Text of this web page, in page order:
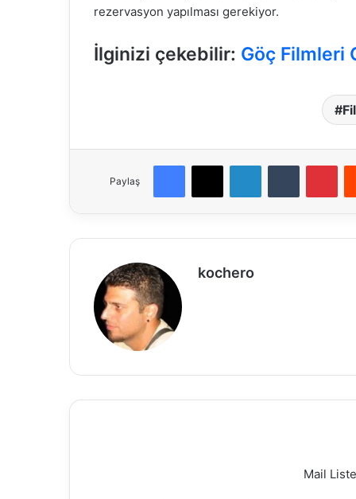
rezervasyon yapılması gerekiyor.
İlginizi çekebilir: Göç Filmleri
Paylaş
Facebook
X LinkedInTumblr
kochero
Mail